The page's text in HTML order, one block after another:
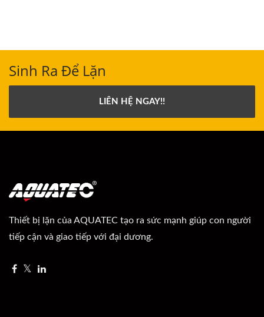
Sinh Ra Để Lặn
LIÊN HỆ NGAY!!
Thiết bị lặn của AQUATEC tạo ra sức mạnh giúp con người
tiếp cận và giao tiếp với đại dương.